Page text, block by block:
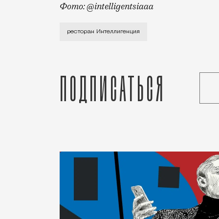
Фото: @intelligentsiaaa
Знаменитый бар «Интеллигенция»,
ресторан Интеллигенция
Подписаться
Город